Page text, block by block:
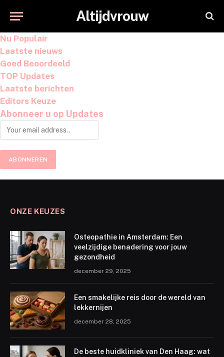
Altijdvrouw
Nu Populair
Laatste nieuws
Goed Beoordeeld
TOP Updates
Laatste berichten
Editors Keuze
Abonneer u op Updates
ONZE KEUZES
Osteopathie in Amsterdam: Een
veelzijdige benadering voor jouw
gezondheid
december 29, 2025
Een smakelijke reis door de wereld van
lekkernijen
december 28, 2025
De beste huidkliniek van Den Haag: wat